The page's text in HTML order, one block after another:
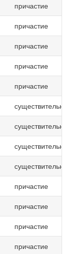
причастие
причастие
причастие
причастие
причастие
причастие
причастие
причастие
причастие